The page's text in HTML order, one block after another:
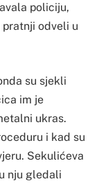
policiju,
pratnji odveli u
su sjekli
im je
ukras.
i kad su
Sekulićeva
nju gledali